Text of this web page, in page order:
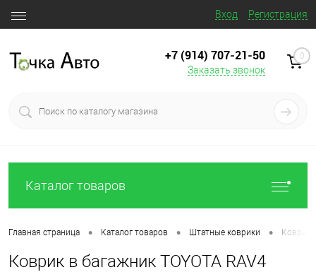
Вход Регистрация
+7 (914) 707‒21‒50
Заказать звонок
0
Каталог товаров
Главная страница • Каталог товаров • Штатные коврики • Коврик
Коврик в багажник TOYOTA RAV4